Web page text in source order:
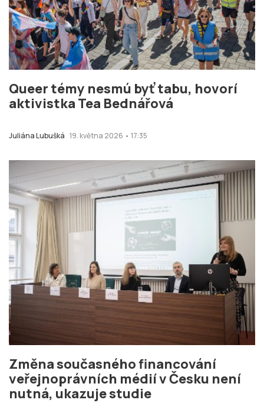
Queer témy nesmú byť tabu, hovorí
aktivistka Tea Bednářová
Juliána Lubušká 19. května 2026 • 17:35
Změna současného financování
veřejnoprávních médií v Česku není
nutná, ukazuje studie